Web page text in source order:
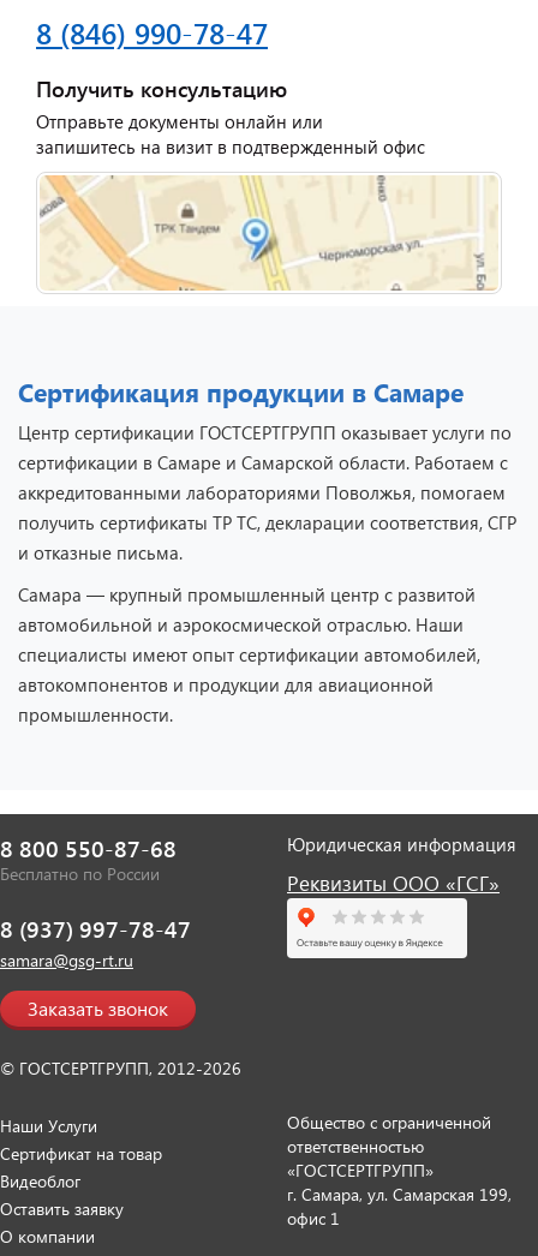
8 (846) 990-78-47
Получить консультацию
Отправьте документы онлайн или
запишитесь на визит в подтвержденный офис
Сертификация продукции в Самаре
Центр сертификации ГОСТСЕРТГРУПП оказывает услуги по
сертификации в Самаре и Самарской области. Работаем с
аккредитованными лабораториями Поволжья, помогаем
получить сертификаты ТР ТС, декларации соответствия, СГР
и отказные письма.
Самара — крупный промышленный центр с развитой
автомобильной и аэрокосмической отраслью. Наши
специалисты имеют опыт сертификации автомобилей,
автокомпонентов и продукции для авиационной
промышленности.
8 800 550-87-68
Бесплатно по России
8 (937) 997-78-47
samara@gsg-rt.ru
Заказать звонок
© ГОСТСЕРТГРУПП, 2012-2026
Юридическая информация
Реквизиты ООО «ГСГ»
Наши Услуги
Сертификат на товар
Видеоблог
Оставить заявку
О компании
Общество с ограниченной
ответственностью
«ГОСТСЕРТГРУПП»
г. Самара, ул. Самарская 199,
офис 1